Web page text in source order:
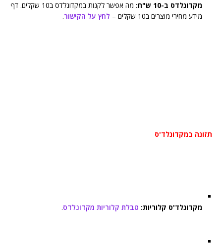
מקדונלדס ב-10 ש"ח:
מה אפשר לקנות במקדונלדס ב10 שקלים. דף
מידע מחירי מוצרים ב10 שקלים –
לחץ על הקישור.
תזונה במקדונלד'ס
מקדונלד'ס קלוריות: טבלת קלוריות מקדונלדס.